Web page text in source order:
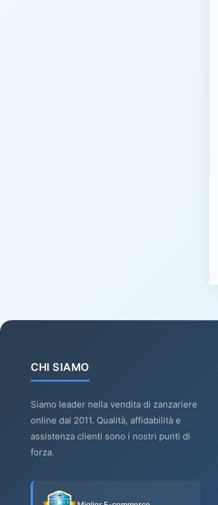
CHI SIAMO
Siamo leader nella vendita di zanzariere
online dal 2011. Qualità, affidabilità e
assistenza clienti sono i nostri punti di
forza.